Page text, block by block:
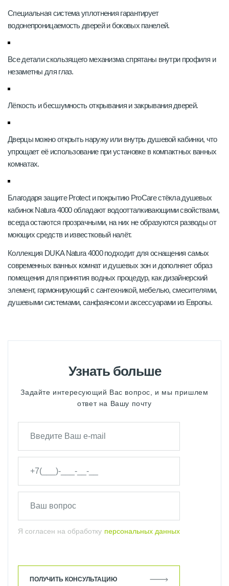
Специальная система уплотнения гарантирует
водонепроницаемость дверей и боковых панелей.
Все детали скользящего механизма спрятаны внутри профиля и
незаметны для глаз.
Лёгкость и бесшумность открывания и закрывания дверей.
Дверцы можно открыть наружу или внутрь душевой кабинки, что
упрощает её использование при установке в компактных ванных
комнатах.
Благодаря защите Protect и покрытию ProCare стёкла душевых
кабинок Natura 4000 обладают водоотталкивающими свойствами,
всегда остаются прозрачными, на них не образуются разводы от
моющих средств и известковый налёт.
Коллекция DUKA Natura 4000 подходит для оснащения самых
современных ванных комнат и душевых зон и дополняет образ
помещения для принятия водных процедур, как дизайнерский
элемент, гармонирующий с сантехникой, мебелью, смесителями,
душевыми системами, санфаянсом и аксессуарами из Европы.
Узнать больше
Задайте интересующий Вас вопрос, и мы пришлем
ответ на Вашу почту
Я согласен на обработку персональных данных
ПОЛУЧИТЬ КОНСУЛЬТАЦИЮ